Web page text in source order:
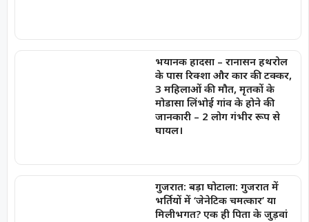
भयानक हादसा – रानासन हथरोल
के पास रिक्शा और कार की टक्कर,
3 महिलाओं की मौत, मृतकों के
मोडासा लिंभोई गांव के होने की
जानकारी – 2 लोग गंभीर रूप से
घायल।
गुजरात: बड़ा घोटाला: गुजरात में
भर्तियों में ‘जेनेटिक चमत्कार’ या
मिलीभगत? एक ही पिता के जुड़वां